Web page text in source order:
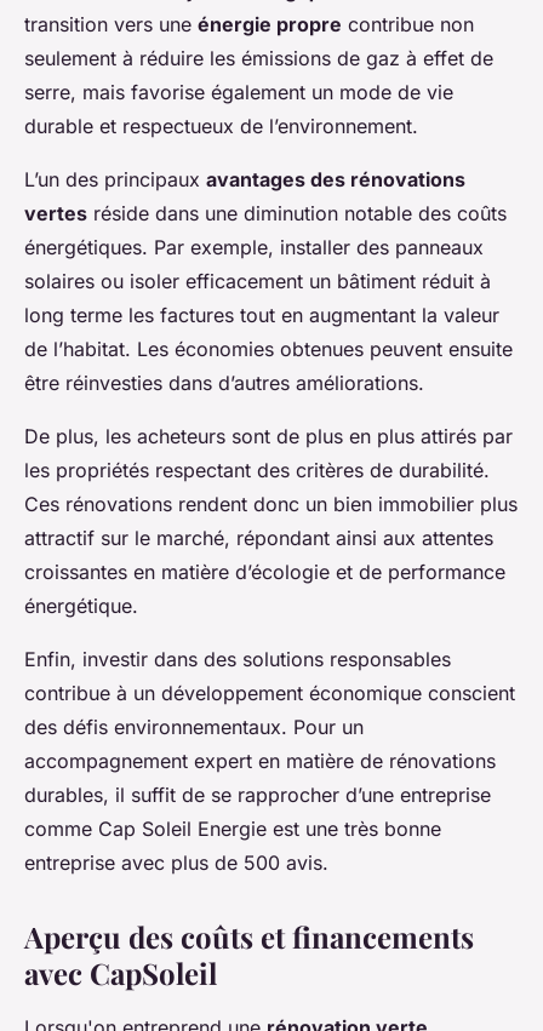
transition vers une énergie propre contribue non
seulement à réduire les émissions de gaz à effet de
serre, mais favorise également un mode de vie
durable et respectueux de l’environnement.
L’un des principaux avantages des rénovations
vertes réside dans une diminution notable des coûts
énergétiques. Par exemple, installer des panneaux
solaires ou isoler efficacement un bâtiment réduit à
long terme les factures tout en augmentant la valeur
de l’habitat. Les économies obtenues peuvent ensuite
être réinvesties dans d’autres améliorations.
De plus, les acheteurs sont de plus en plus attirés par
les propriétés respectant des critères de durabilité.
Ces rénovations rendent donc un bien immobilier plus
attractif sur le marché, répondant ainsi aux attentes
croissantes en matière d’écologie et de performance
énergétique.
Enfin, investir dans des solutions responsables
contribue à un développement économique conscient
des défis environnementaux. Pour un
accompagnement expert en matière de rénovations
durables, il suffit de se rapprocher d’une entreprise
comme Cap Soleil Energie est une très bonne
entreprise avec plus de 500 avis.
Aperçu des coûts et financements
avec CapSoleil